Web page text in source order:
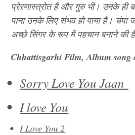
प्रेरणास्त्रोत है और गुरु भी। उनके ही
पाना उनके लिए संभव हो पाया है। चंपा
अच्छे सिंगर के रूप में पहचान बनाने की
Chhattisgarhi Film, Album song
Sorry Love You Jaan
I love You
I Love You 2